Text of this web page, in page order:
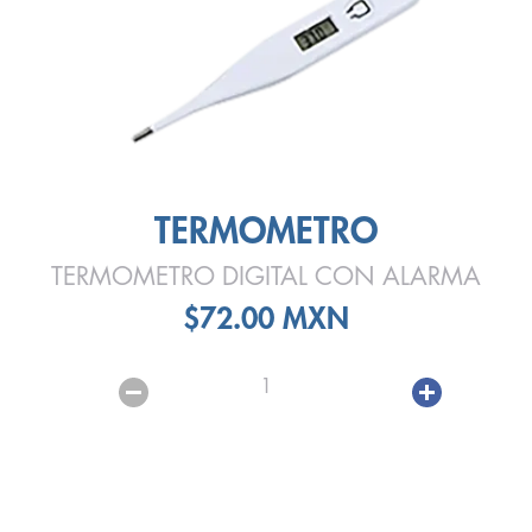
TERMOMETRO
TERMOMETRO DIGITAL CON ALARMA
$72.00 MXN
1